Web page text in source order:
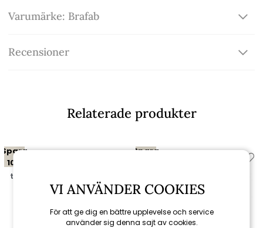
Varumärke: Brafab
Recensioner
Relaterade produkter
Spara
10%
till 16/8
Spara
VI ANVÄNDER COOKIES
För att ge dig en bättre upplevelse och service
använder sig denna sajt av cookies.